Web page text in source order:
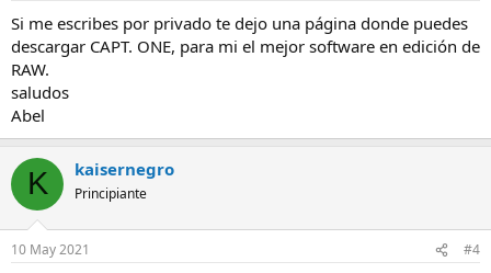
Si me escribes por privado te dejo una página donde puedes
descargar CAPT. ONE, para mi el mejor software en edición de
RAW.
saludos
Abel
K kaisernegro
Principiante
10 May 2021 #4